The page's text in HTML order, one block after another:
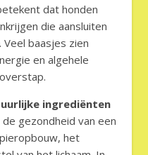
dat honden
die aansluiten
baasjes zien
en algehele
ingrediënten
gezondheid van een
het